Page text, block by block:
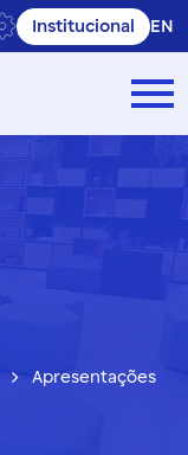
Institucional EN
Apresentações